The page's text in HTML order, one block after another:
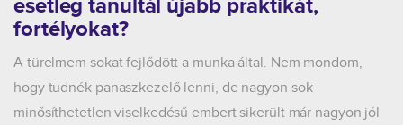
esetleg tanultál újabb praktikát,
fortélyokat?
A türelmem sokat fejlődött a munka által. Nem mondom,
hogy tudnék panaszkezelő lenni, de nagyon sok
minősíthetetlen viselkedésű embert sikerült már nagyon jól